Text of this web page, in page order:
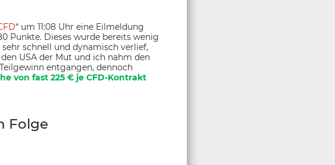
“ um 11:08 Uhr eine Eilmeldung
Punkte. Dieses wurde bereits wenig
schnell und dynamisch verlief,
USA der Mut und ich nahm den
entgangen, dennoch
von fast 225 € je CFD-Kontrakt
Folge